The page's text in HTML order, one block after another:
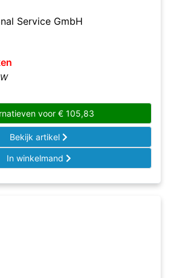
Service GmbH
voor €105,83
Bekijk artikel
In winkelmand